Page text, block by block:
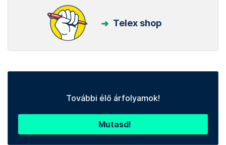
Telex shop
További élő árfolyamok!
Mutasd!